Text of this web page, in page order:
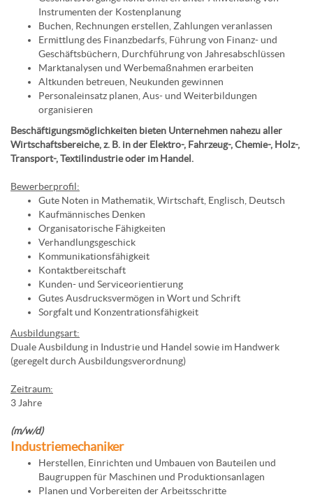
Instrumenten der Kostenplanung
Buchen, Rechnungen erstellen, Zahlungen veranlassen
Ermittlung des Finanzbedarfs, Führung von Finanz- und
Geschäftsbüchern, Durchführung von Jahresabschlüssen
Marktanalysen und Werbemaßnahmen erarbeiten
Altkunden betreuen, Neukunden gewinnen
Personaleinsatz planen, Aus- und Weiterbildungen
organisieren
Beschäftigungsmöglichkeiten bieten Unternehmen nahezu aller
Wirtschaftsbereiche, z. B. in der Elektro-, Fahrzeug-, Chemie-, Holz-,
Transport-, Textilindustrie oder im Handel.
Bewerberprofil:
Gute Noten in Mathematik, Wirtschaft, Englisch, Deutsch
Kaufmännisches Denken
Organisatorische Fähigkeiten
Verhandlungsgeschick
Kommunikationsfähigkeit
Kontaktbereitschaft
Kunden- und Serviceorientierung
Gutes Ausdrucksvermögen in Wort und Schrift
Sorgfalt und Konzentrationsfähigkeit
Ausbildungsart:
Duale Ausbildung in Industrie und Handel sowie im Handwerk
(geregelt durch Ausbildungsverordnung)
Zeitraum:
3 Jahre
(m/w/d)
Industriemechaniker
Herstellen, Einrichten und Umbauen von Bauteilen und
Baugruppen für Maschinen und Produktionsanlagen
Planen und Vorbereiten der Arbeitsschritte